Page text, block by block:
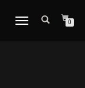
TOGGLE
0